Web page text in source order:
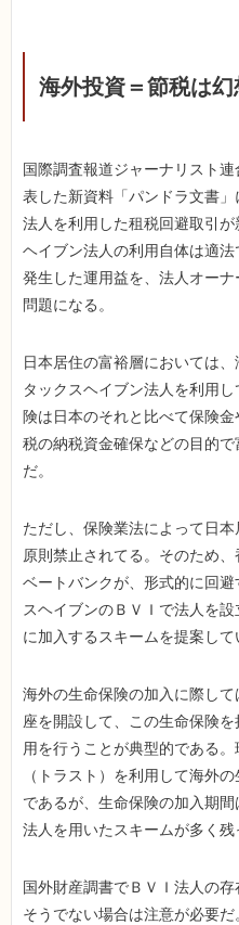
海外投資＝節税は幻
国際調査報道ジャーナリスト
表した新資料「パンドラ文書
法人を利用した租税回避取引
ヘイブン法人の利用自体は適
発生した運用益を、法人オー
問題になる。
日本居住の富裕層においては
タックスヘイブン法人を利用
険は日本のそれと比べて保険
税の納税資金確保などの目的
だ。
ただし、保険業法によって日
原則禁止されてる。そのため
ベートバンクが、形式的に回
スヘイブンのＢＶＩで法人を
に加入するスキームを提案して
海外の生命保険の加入に際し
座を開設して、この生命保険
用を行うことが典型的である
（トラスト）を利用して海外
であるが、生命保険の加入期
法人を用いたスキームが多く残
国外財産調書でＢＶＩ法人の
そうでない場合は注意が必要